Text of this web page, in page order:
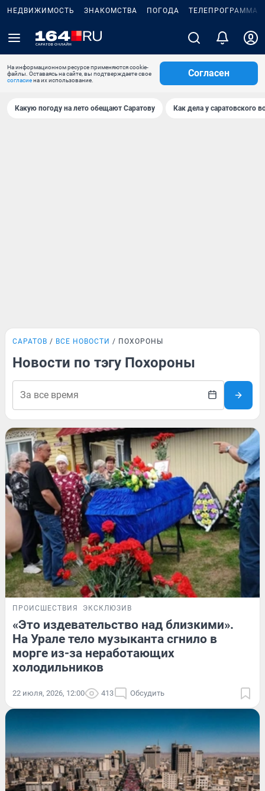
НЕДВИЖИМОСТЬ ЗНАКОМСТВА ПОГОДА ТЕЛЕПРОГРАММА
На информационном ресурсе применяются cookie-
файлы. Оставаясь на сайте, вы подтверждаете свое
согласиена их использование.
Согласен
Какую погоду на лето обещают Саратову Как дела у саратовского
САРАТОВ ВСЕ НОВОСТИ ПОХОРОНЫ
Новости по тэгу Похороны
ПРОИСШЕСТВИЯ ЭКСКЛЮЗИВ
«Это издевательство над близкими».
На Урале тело музыканта сгнило в
морге из-за неработающих
холодильников
22 июля, 2026, 12:00 413 Обсудить